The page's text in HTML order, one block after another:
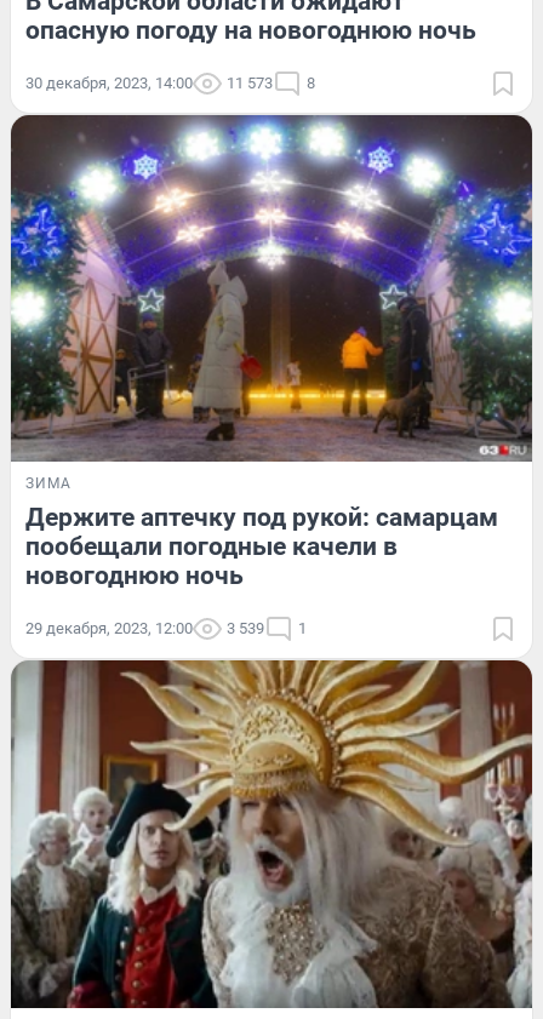
опасную погоду на новогоднюю ночь
30 декабря, 2023, 14:00 11 573 8
ЗИМА
Держите аптечку под рукой: самарцам
пообещали погодные качели в
новогоднюю ночь
29 декабря, 2023, 12:00 3 539 1